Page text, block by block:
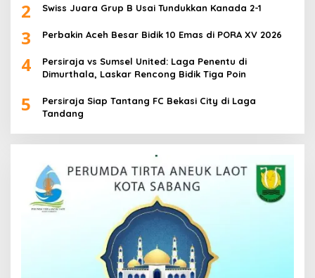
2 Swiss Juara Grup B Usai Tundukkan Kanada 2-1
3 Perbakin Aceh Besar Bidik 10 Emas di PORA XV 2026
4
Persiraja vs Sumsel United: Laga Penentu di
Dimurthala, Laskar Rencong Bidik Tiga Poin
5
Persiraja Siap Tantang FC Bekasi City di Laga
Tandang